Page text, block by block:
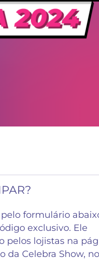
formulário
exclusivo. Ele
pelos lojistas na
da Celebra Show, no